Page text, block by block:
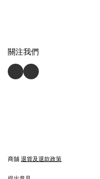
關注我們
商舖 退貨及退款政策